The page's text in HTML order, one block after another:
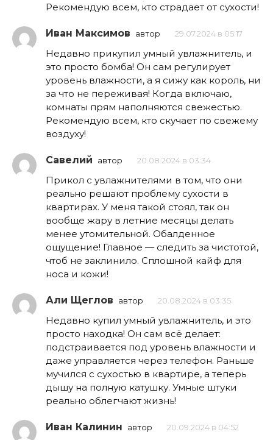
Рекомендую всем, кто страдает от сухости!
Иван Максимов автор 29.07.2024 в 05:17
Недавно прикупил умный увлажнитель, и
это просто бомба! Он сам регулирует
уровень влажности, а я сижу как король, ни
за что не переживая! Когда включаю,
комнаты прям наполняются свежестью.
Рекомендую всем, кто скучает по свежему
воздуху!
Савелий автор 20.08.2024 в 03:34
Прикол с увлажнителями в том, что они
реально решают проблему сухости в
квартирах. У меня такой стоял, так он
вообще жару в летние месяцы делать
менее утомительной. Обалденное
ощущение! Главное — следить за чистотой,
чтоб не заклинило. Сплошной кайф для
носа и кожи!
Али Щеглов автор 20.08.2024 в 03:35
Недавно купил умный увлажнитель, и это
просто находка! Он сам всё делает:
подстраивается под уровень влажности и
даже управляется через телефон. Раньше
мучился с сухостью в квартире, а теперь
дышу на полную катушку. Умные штуки
реально облегчают жизнь!
Иван Калинин автор 20.09.2024 в 04:52